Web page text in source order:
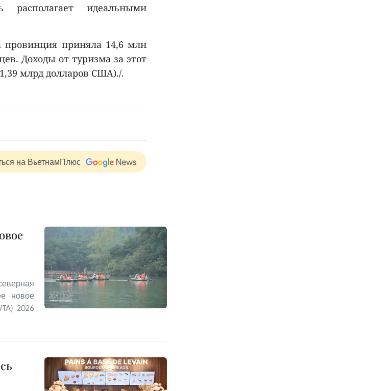
располагает идеальными
провинция приняла 14,6 млн
Доходы от туризма за этот
млрд долларов США)./.
на ВьетнамПлюс
новое
2026